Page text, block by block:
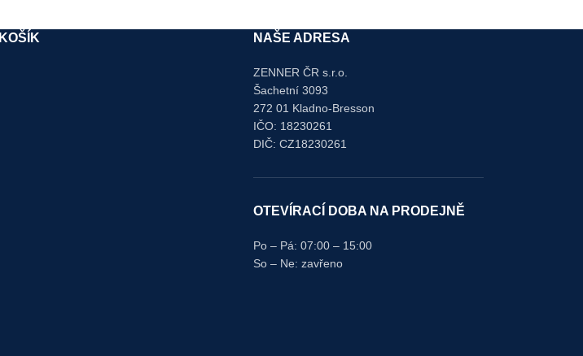
KOŠÍK NAŠE ADRESA
ZENNER ČR s.r.o.
Šachetní 3093
272 01 Kladno-Bresson
IČO: 18230261
DIČ: CZ18230261
OTEVÍRACÍ DOBA NA PRODEJNĚ
Po – Pá: 07:00 – 15:00
So – Ne: zavřeno